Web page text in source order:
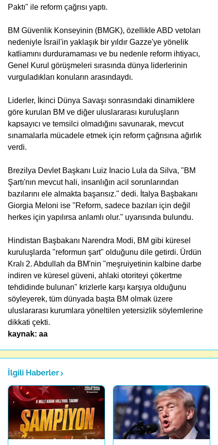
Paktı" ile reform çağrısı yaptı.
BM Güvenlik Konseyinin (BMGK), özellikle ABD vetoları
nedeniyle İsrail'in yaklaşık bir yıldır Gazze'ye yönelik
katliamını durduramaması ve bu nedenle reform ihtiyacı,
Genel Kurul görüşmeleri sırasında dünya liderlerinin
vurguladıkları konuların arasındaydı.
Liderler, İkinci Dünya Savaşı sonrasındaki dinamiklere
göre kurulan BM ve diğer uluslararası kuruluşların
kapsayıcı ve temsilci olmadığını savunarak, mevcut
sınamalarla mücadele etmek için reform çağrısına ağırlık
verdi.
Brezilya Devlet Başkanı Luiz Inacio Lula da Silva, "BM
Şartı'nın mevcut hali, insanlığın acil sorunlarından
bazılarını ele almakta başarısız." dedi. İtalya Başbakanı
Giorgia Meloni ise "Reform, sadece bazıları için değil
herkes için yapılırsa anlamlı olur." uyarısında bulundu.
Hindistan Başbakanı Narendra Modi, BM gibi küresel
kuruluşlarda "reformun şart" olduğunu dile getirdi. Ürdün
Kralı 2. Abdullah da BM'nin "meşruiyetinin kalbine darbe
indiren ve küresel güveni, ahlaki otoriteyi çökertme
tehdidinde bulunan" krizlerle karşı karşıya olduğunu
söyleyerek, tüm dünyada başta BM olmak üzere
uluslararası kurumlara yöneltilen yetersizlik söylemlerine
dikkati çekti.
kaynak: aa
İlgili Haberler